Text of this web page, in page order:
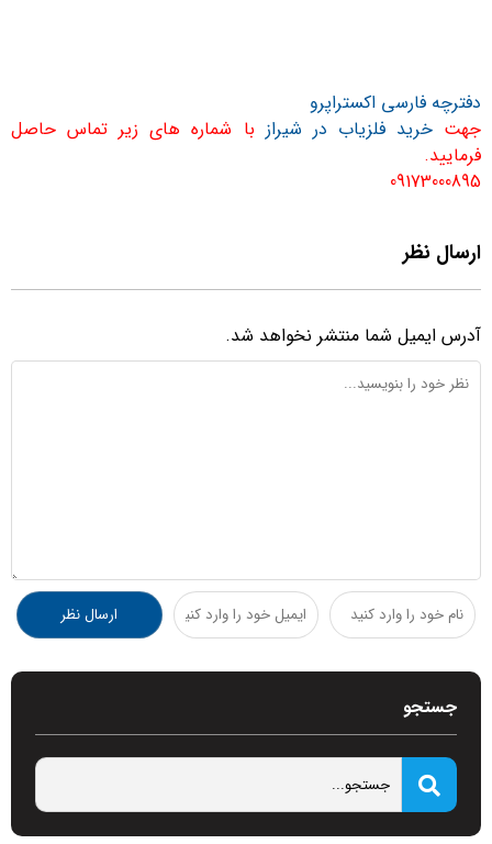
دفترچه فارسی اکستراپرو
جهتخرید فلزیاب در شیراز با شماره های زیر تماس حاصل
فرمایید.
09173000895
ارسال نظر
آدرس ایمیل شما منتشر نخواهد شد.
جستجو